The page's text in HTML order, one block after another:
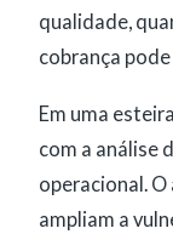
qualidade,
cobrança
Em uma
com a análise
operacional.
ampliam a